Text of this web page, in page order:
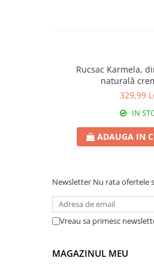
Rucsac Karmela,
naturală
329,99
IN
ADAUGA IN
Newsletter Nu rata ofertele
Vreau sa primesc
MAGAZINUL MEU